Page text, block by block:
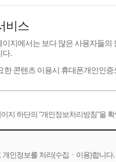
비스
지에서는 보다 많은 사용자들
다.
한 콘텐츠 이용시 휴대폰개인인증
지 하단의 "개인정보처리방침"을
인정보를 처리(수집ㆍ이용)합니다.